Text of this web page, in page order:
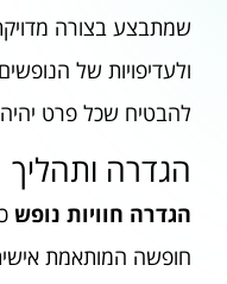
שמתבצע בצורה
ולעדיפויות של
להבטיח שכל פרט
הגדרה ותהליך
הגדרה חוויות נופש
חופשה המותאמת